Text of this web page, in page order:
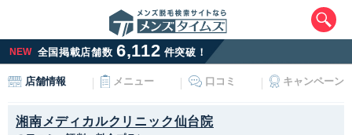
NEW 全国掲載店舗数 6,112 件突破！
店舗情報 メニュー 口コミ キャンペーン
湘南メディカルクリニック仙台院